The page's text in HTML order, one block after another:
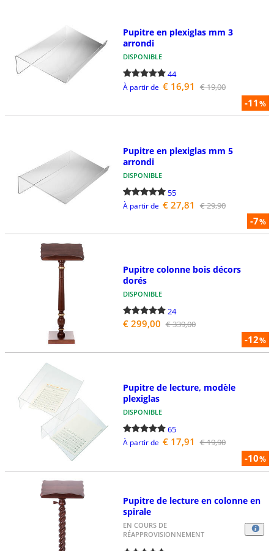
-11%
Pupitre en plexiglas mm 3
arrondi
DISPONIBLE
44
À partir de € 16,91 € 19,00
-7%
Pupitre en plexiglas mm 5
arrondi
DISPONIBLE
55
À partir de € 27,81 € 29,90
-12%
Pupitre colonne bois décors
dorés
DISPONIBLE
24
€ 299,00 € 339,00
-10%
Pupitre de lecture, modèle
plexiglas
DISPONIBLE
65
À partir de € 17,91 € 19,90
Pupitre de lecture en colonne en
spirale
EN COURS DE
RÉAPPROVISIONNEMENT